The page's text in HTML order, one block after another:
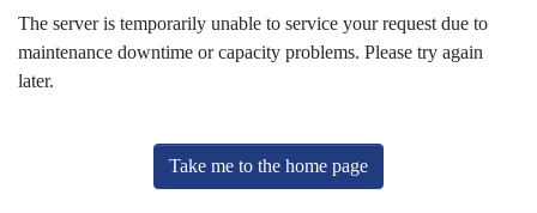
The server is temporarily unable to service your request due to
maintenance downtime or capacity problems. Please try again
later.
Take me to the home page